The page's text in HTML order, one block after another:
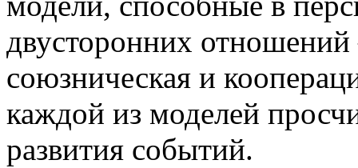
двусторонних
союзническая и
каждой из моделей
развития событий.